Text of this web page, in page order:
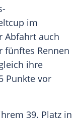
im
Abfahrt auch
fünftes Rennen
ihre
Punkte vor
39. Platz in